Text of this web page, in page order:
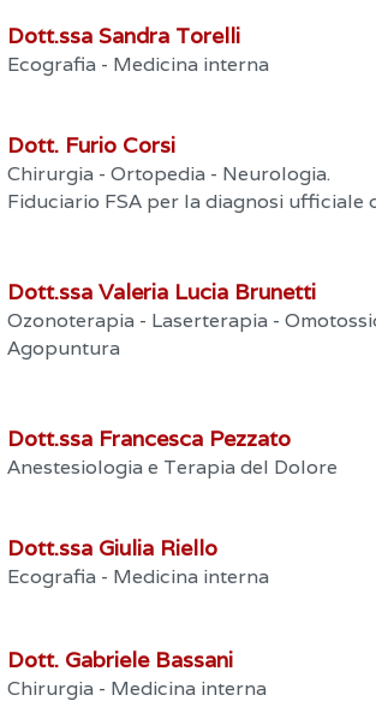
Dott.ssa Sandra Torelli
Ecografia - Medicina interna
Dott. Furio Corsi
Chirurgia - Ortopedia - Neurologia.
Fiduciario FSA per la diagnosi ufficiale
Dott.ssa Valeria Lucia Brunetti
Ozonoterapia - Laserterapia -
Agopuntura
Dott.ssa Francesca Pezzato
Anestesiologia e Terapia del Dolore
Dott.ssa Giulia Riello
Ecografia - Medicina interna
Dott. Gabriele Bassani
Chirurgia - Medicina interna